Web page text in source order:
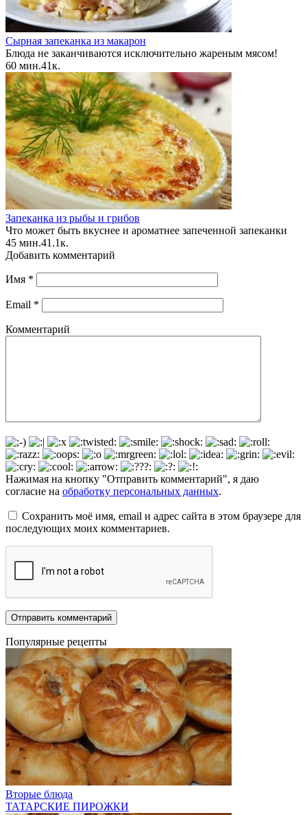
Сырная запеканка из макарон
Блюда не заканчиваются исключительно жареным мясом!
60 мин.41к.
Запеканка из рыбы и грибов
Что может быть вкуснее и ароматнее запеченной запеканки
45 мин.41.1к.
Добавить комментарий
Имя *
Email *
Комментарий
Нажимая на кнопку "Отправить комментарий", я даю
согласие на обработку персональных данных.
Сохранить моё имя, email и адрес сайта в этом браузере для
последующих моих комментариев.
Популярные рецепты
Вторые блюда
ТАТАРСКИЕ ПИРОЖКИ